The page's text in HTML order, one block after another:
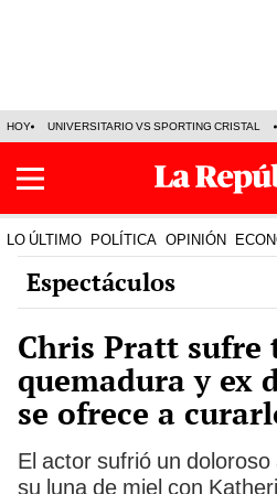
HOY UNIVERSITARIO VS SPORTING CRISTAL
LO ÚLTIMO POLÍTICA OPINIÓN
Espectáculos
Chris Pratt sufre
quemadura y ex
se ofrece a
El actor sufrió un
su luna de miel con